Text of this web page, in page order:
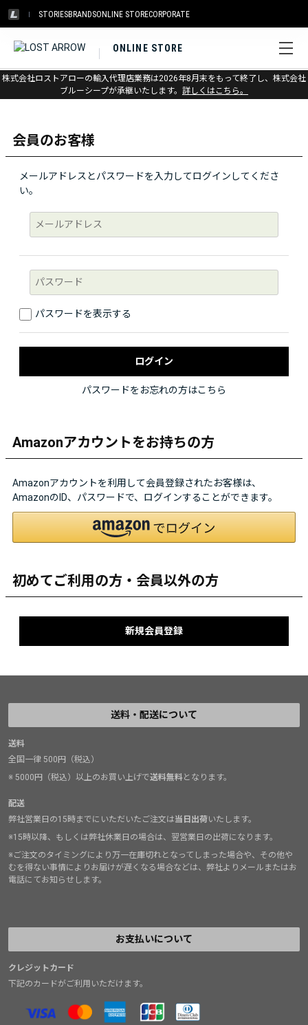
STORIESBRANDSONLINE STORECORPORATE
ONLINE STORE
株式会社ロストアローの輸入代理店業務は2026年8月末をもって終了し、株式会社
ブルーシープが承継いたします。 詳しくはこちら。
ログイン
会員のお客様
メールアドレスとパスワードを入力してログインしてくださ
い。
パスワードを表示する
パスワードをお忘れの方はこちら
Amazonアカウントをお持ちの方
Amazonアカウントを利用して会員登録されたお客様は、
AmazonのID、パスワードで、ログインすることができます。
初めてご利用の方・会員以外の方
送料・配送について
送料
全国一律 500円（税込）
※ 5000円（税込）以上のお買い上げで送料無料となります。
配送
弊社営業日の15時までにいただいたご注文は当日出荷いたします。
※15時以降、もしくは弊社休業日の場合は、翌営業日の出荷になります。
※ご注文のタイミングにより万一在庫切れとなってしまった場合や、その他や
むを得ない事情によりお届けが遅くなる場合などは、弊社よりメールまたはお
電話にてお知らせします。
お支払いについて
クレジットカード
下記のカードがご利用いただけます。